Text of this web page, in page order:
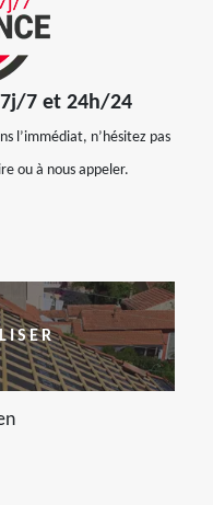
7j/7 et 24h/24
l’immédiat, n’hésitez pas
ou à nous appeler.